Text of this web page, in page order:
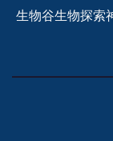
生物谷生物探索